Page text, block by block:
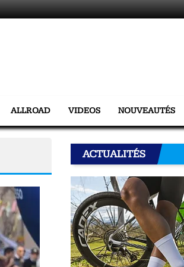
ALLROAD VIDEOS NOUVEAUTÉS
ACTUALITÉS